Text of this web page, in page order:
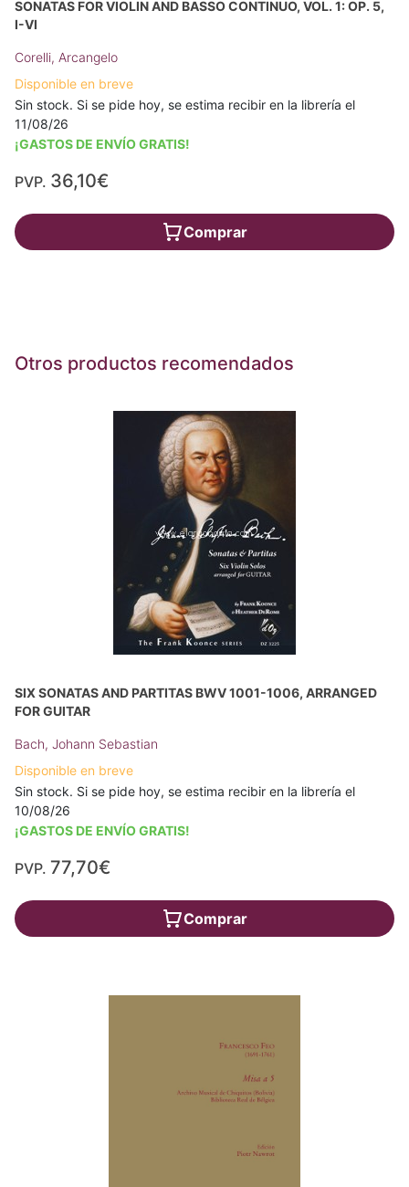
SONATAS FOR VIOLIN AND BASSO CONTINUO, VOL. 1: OP. 5,
I-VI
Corelli, Arcangelo
Disponible en breve
Sin stock. Si se pide hoy, se estima recibir en la librería el
11/08/26
¡GASTOS DE ENVÍO GRATIS!
PVP. 36,10€
Comprar
Otros productos recomendados
SIX SONATAS AND PARTITAS BWV 1001-1006, ARRANGED
FOR GUITAR
Bach, Johann Sebastian
Disponible en breve
Sin stock. Si se pide hoy, se estima recibir en la librería el
10/08/26
¡GASTOS DE ENVÍO GRATIS!
PVP. 77,70€
Comprar